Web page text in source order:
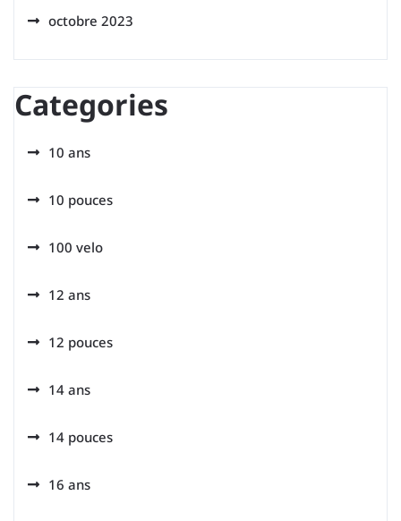
octobre 2023
Categories
10 ans
10 pouces
100 velo
12 ans
12 pouces
14 ans
14 pouces
16 ans